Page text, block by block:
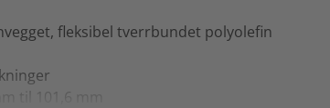
fleksibel tverrbundet polyolefin
til 101,6 mm